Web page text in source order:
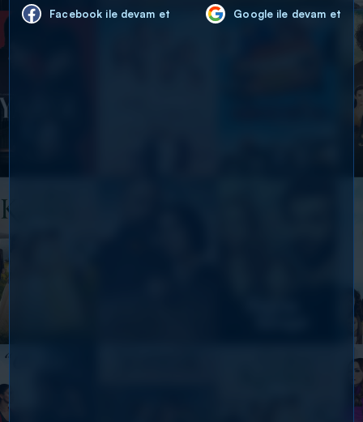
Facebook ile devam et Google ile devam et